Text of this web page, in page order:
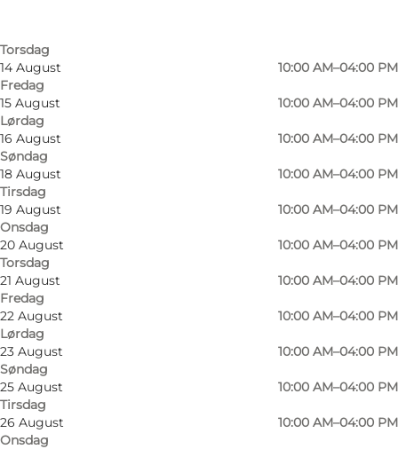
Torsdag
14 August
Fredag
10:00 AM–04:00 PM
15 August
Lørdag
10:00 AM–04:00 PM
16 August
Søndag
10:00 AM–04:00 PM
18 August
Tirsdag
10:00 AM–04:00 PM
19 August
Onsdag
10:00 AM–04:00 PM
20 August
Torsdag
10:00 AM–04:00 PM
21 August
Fredag
10:00 AM–04:00 PM
22 August
Lørdag
10:00 AM–04:00 PM
23 August
Søndag
10:00 AM–04:00 PM
25 August
Tirsdag
10:00 AM–04:00 PM
26 August
Onsdag
10:00 AM–04:00 PM
Foto: Frederikke Juul Albertsen Foto: